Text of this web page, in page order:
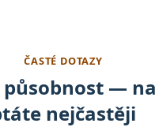
ČASTÉ DOTAZY
působnost — na
nejčastěji